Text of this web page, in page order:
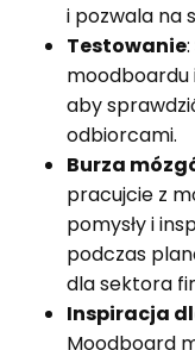
i pozwala na
Testowanie
moodboardu
aby
odbiorcami.
Burza
pracujcie z
pomysły i
podczas
dla sektora
Inspiracja
Moodboard